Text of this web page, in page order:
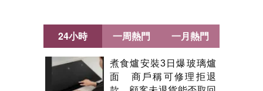
24小時
煮食爐安裝3日爆玻璃爐
面 商戶稱可修理拒退
一周熱門 一月熱門